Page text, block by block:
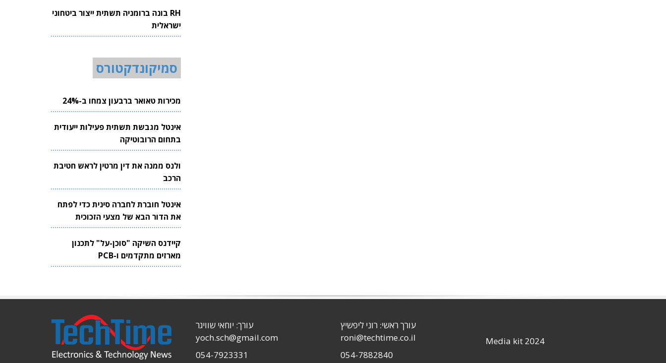
RH בונה ברומניה תשתית ייצור ביטחוני
ישראלית
סמיקונדקטורס
מכירות טאואר ברבעון צמחו ב-24%
אינטל מגבשת תשתית פעילות ייעודית
בתחום הרובוטיקה
ולנס ממנה את דין מרטין לראש חטיבת
הרכב
אינטל חוברת לחברה סינית כדי לפתח
את הדור הבא של מצעי הזכוכית
לשבבים
קיידנס השיקה "סוכן-על" לתכנון
מארזים מתקדמים ו-PCB
Media kit 2024
עורך ראשי: רוני ליפשיץ
roni@techtime.co.il
054-7882840
עורך: יוחאי שוויגר
yoch.sch@gmail.com
054-7923331